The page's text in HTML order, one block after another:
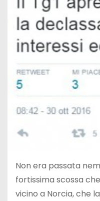
Non era passata
fortissima scossa
vicino a Norcia, che